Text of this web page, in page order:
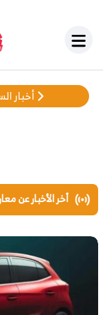
أخبار
أخر الأخبار عن